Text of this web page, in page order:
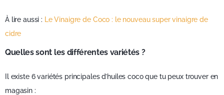
À lire aussi : Le Vinaigre de Coco : le nouveau super vinaigre de
cidre
Quelles sont les différentes variétés ?
Il existe 6 variétés principales d’huiles coco que tu peux trouver en
magasin :